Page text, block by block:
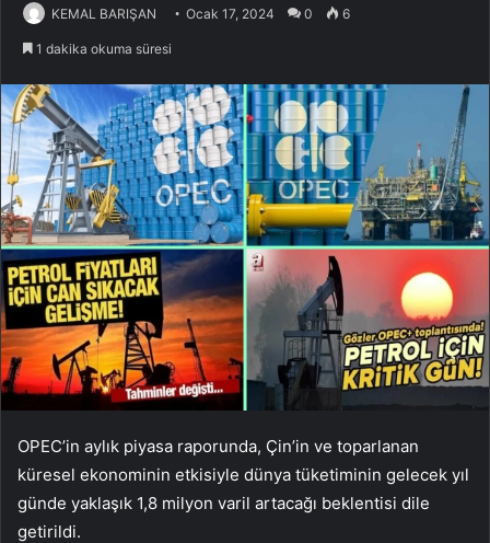
KEMAL BARIŞAN Ocak 17, 2024 0 6
1 dakika okuma süresi
OPEC’in aylık piyasa raporunda, Çin’in ve toparlanan
küresel ekonominin etkisiyle dünya tüketiminin gelecek yıl
günde yaklaşık 1,8 milyon varil artacağı beklentisi dile
getirildi.